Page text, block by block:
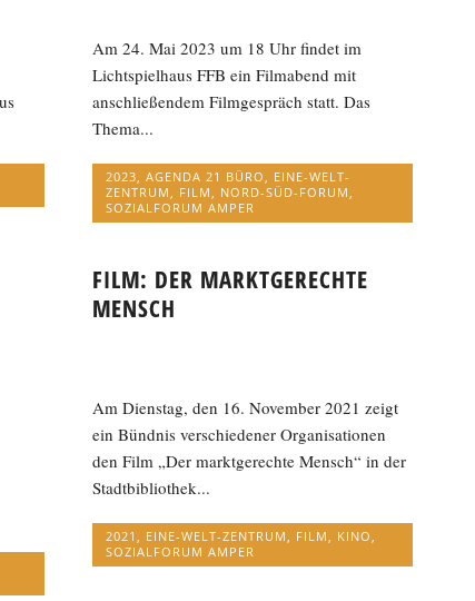
Am 24. Mai 2023 um 18 Uhr findet im
Lichtspielhaus FFB ein Filmabend mit
anschließendem Filmgespräch statt. Das
Thema...
2023 ,AGENDA 21 BÜRO
EINE-WELT-
ZENTRUM
FILM NORD-SÜD-FORUM
SOZIALFORUM AMPER
FILM: DER MARKTGERECHTE
MENSCH
Am Dienstag, den 16. November 2021 zeigt
ein Bündnis verschiedener Organisationen
den Film „Der marktgerechte Mensch“ in der
Stadtbibliothek...
2021, EINE-WELT-ZENTRUM, FILM, KINO,
SOZIALFORUM AMPER